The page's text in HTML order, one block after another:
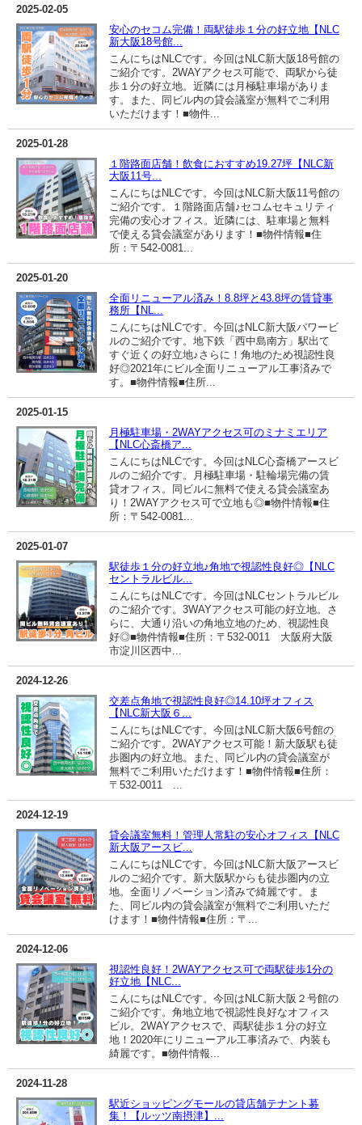
2025-02-05
安心のセコム完備！両駅徒歩１分の好立地【NLC
新大阪18号館...
こんにちはNLCです。今回はNLC新大阪18号館の
ご紹介です。2WAYアクセス可能で、両駅から徒
歩１分の好立地。近隣には月極駐車場がありま
す。また、同ビル内の貸会議室が無料でご利用
いただけます！■物件...
2025-01-28
１階路面店舗！飲食におすすめ19.27坪【NLC新
大阪11号...
こんにちはNLCです。今回はNLC新大阪11号館の
ご紹介です。１階路面店舗♪セコムセキュリティ
完備の安心オフィス。近隣には、駐車場と無料
で使える貸会議室があります！■物件情報■住
所：〒542-0081...
2025-01-20
全面リニューアル済み！8.8坪と43.8坪の賃貸事
務所【NL...
こんにちはNLCです。今回はNLC新大阪パワービ
ルのご紹介です。地下鉄「西中島南方」駅出て
すぐ近くの好立地♪さらに！角地のため視認性良
好◎2021年にビル全面リニューアル工事済みで
す。■物件情報■住所...
2025-01-15
月極駐車場・2WAYアクセス可のミナミエリア
【NLC心斎橋ア...
こんにちはNLCです。今回はNLC心斎橋アースビ
ルのご紹介です。月極駐車場・駐輪場完備の賃
貸オフィス。同ビルに無料で使える貸会議室あ
り！2WAYアクセス可で立地も◎■物件情報■住
所：〒542-0081...
2025-01-07
駅徒歩１分の好立地♪角地で視認性良好◎【NLC
セントラルビル...
こんにちはNLCです。今回はNLCセントラルビル
のご紹介です。3WAYアクセス可能の好立地。さ
らに、大通り沿いの角地立地のため、視認性良
好◎■物件情報■住所：〒532-0011 大阪府大阪
市淀川区西中...
2024-12-26
交差点角地で視認性良好◎14.10坪オフィス
【NLC新大阪６...
こんにちはNLCです。今回はNLC新大阪6号館の
ご紹介です。2WAYアクセス可能！新大阪駅も徒
歩圏内の好立地。また、同ビル内の貸会議室が
無料でご利用いただけます！■物件情報■住所：
〒532-0011 ...
2024-12-19
貸会議室無料！管理人常駐の安心オフィス【NLC
新大阪アースビ...
こんにちはNLCです。今回はNLC新大阪アースビ
ルのご紹介です。新大阪駅からも徒歩圏内の立
地。全面リノベーション済みで綺麗です。ま
た、同ビル内の貸会議室が無料でご利用いただ
けます！■物件情報■住所：〒...
2024-12-06
視認性良好！2WAYアクセス可で両駅徒歩1分の
好立地【NLC...
こんにちはNLCです。今回はNLC新大阪２号館の
ご紹介です。角地立地で視認性良好なオフィス
ビル。2WAYアクセスで、両駅徒歩１分の好立
地！2020年にリニューアル工事済みで、内装も
綺麗です。■物件情報...
2024-11-28
駅近ショッピングモールの貸店舗テナント募
集！【ルッツ南摂津】...